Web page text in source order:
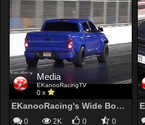
Media
EKanooRacingTV
0 x
EKanooRacing's Wide Body Supercharged Tundra Runs 12.8 @ 172KM/H (107MPH)
0 2K 0 0